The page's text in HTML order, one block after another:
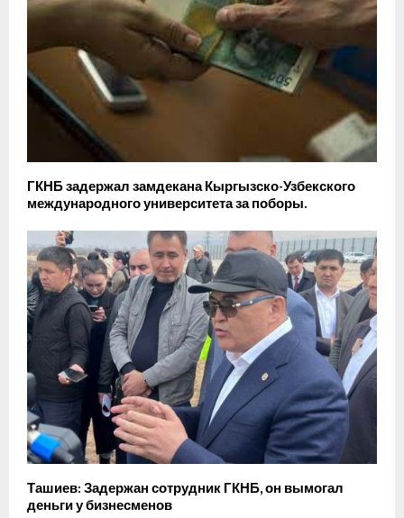
ГКНБ задержал замдекана Кыргызско-Узбекского
международного университета за поборы.
Ташиев: Задержан сотрудник ГКНБ, он вымогал
деньги у бизнесменов